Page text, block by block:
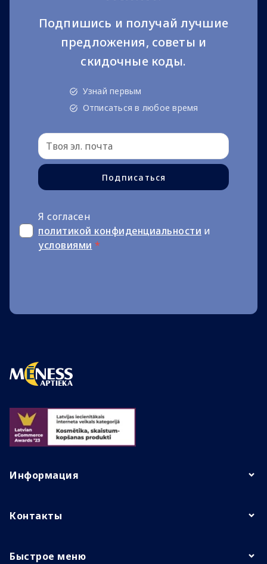
Подпишись и получай лучшие
предложения, советы и
скидочные коды.
Узнай первым
Отписаться в любое время
Подписаться
Я согласен
политикой конфиденциальности и
условиями *
Информация
Контакты
Быстрое меню